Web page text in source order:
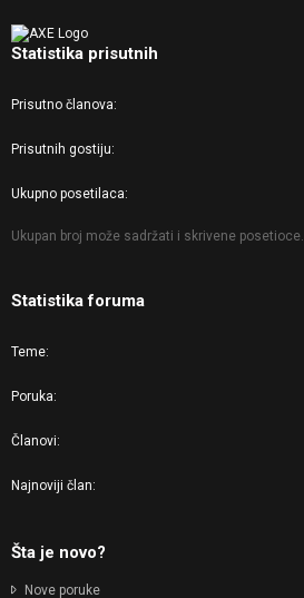
Statistika prisutnih
Prisutno članova
Prisutnih gostiju
Ukupno posetilaca
Ukupan broj može sadržati i skrivene posetioce.
Statistika foruma
Teme
Poruka
Članovi
Najnoviji član
Šta je novo?
Nove poruke